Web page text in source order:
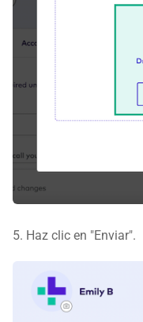
5. Haz clic en "Enviar".